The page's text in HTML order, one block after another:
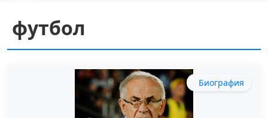
футбол
Биография